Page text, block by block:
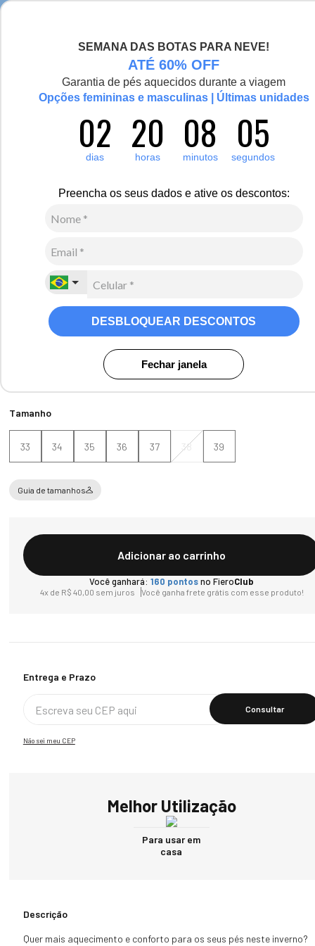
SEMANA DAS BOTAS PARA NEVE!
ATÉ 60% OFF
Garantia de pés aquecidos durante a viagem
Opções femininas e masculinas | Últimas unidades
02
dias 20
horas 08
minutos 04
segundos
Preencha os seus dados e ative os descontos:
DESBLOQUEAR DESCONTOS
Fechar janela
Vídeo
Calçados Sapatilha
Avaliações
Sapatilha Feminina Urupema forrada em lã sintética
00
Ver Parcelas
Tamanho
33 34 35 36 37 38 39
Guia de tamanhos
Adicionar ao carrinho
Você ganhará: 160 pontosno FieroClub
4x de R$ 40,00 sem juros Você ganha frete grátis com esse produto!
Não sei meu CEP
Calcular O Frete
Melhor Utilização
Para usar em
casa
Descrição
Quer mais aquecimento e conforto para os seus pés neste inverno?